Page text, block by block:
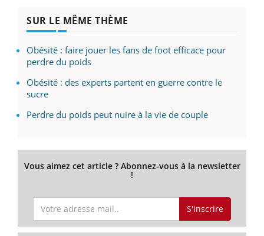
SUR LE MÊME THÈME
Obésité : faire jouer les fans de foot efficace pour
perdre du poids
Obésité : des experts partent en guerre contre le
sucre
Perdre du poids peut nuire à la vie de couple
Vous aimez cet article ? Abonnez-vous à la newsletter
!
S'inscrire